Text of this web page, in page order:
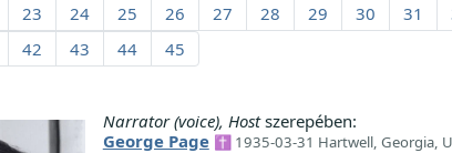
23 24 25 26 27 28 29 30 31
42 43 44 45
Narrator (voice), Hostszerepében:
George Page ✝ 1935-03-31 Hartwell, Georgia,